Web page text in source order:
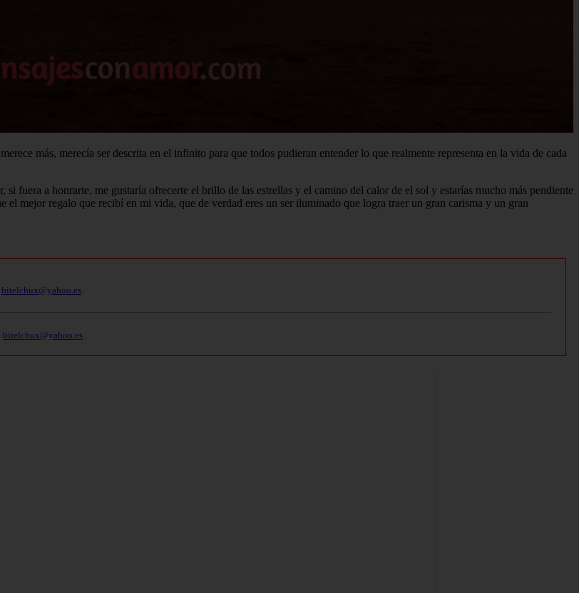
más, merecía ser descrita en el infinito para que todos pudieran entender lo que realmente representa en la vida de cada
fuera a honrarte, me gustaría ofrecerte el brillo de las estrellas y el camino del calor de el sol y estarías mucho más pendiente
el mejor regalo que recibí en mi vida, que de verdad eres un ser iluminado que logra traer un gran carisma y un gran
bitelchux@yahoo.es
bitelchux@yahoo.es